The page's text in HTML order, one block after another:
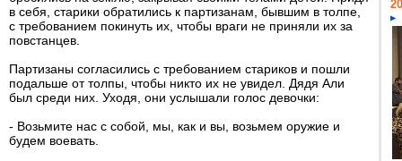
в себя, старики обратились к партизанам, бывшим в толпе,
с требованием покинуть их, чтобы враги не приняли их за
повстанцев.
Партизаны согласились с требованием стариков и пошли
подальше от толпы, чтобы никто их не увидел. Дядя Али
был среди них. Уходя, они услышали голос девочки:
- Возьмите нас с собой, мы, как и вы, возьмем оружие и
будем воевать.